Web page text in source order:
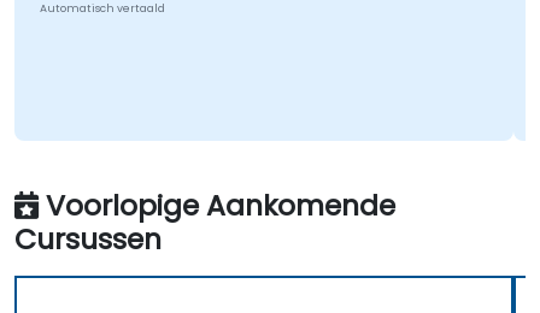
Automatisch vertaald
Voorlopige Aankomende
Cursussen